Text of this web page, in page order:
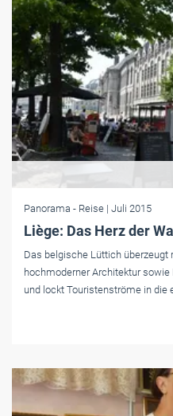
Panorama - Reise | Juli 2015
Liège: Das Herz der
Das belgische Lüttich
hochmoderner Architektur
und lockt Touristenströme in die